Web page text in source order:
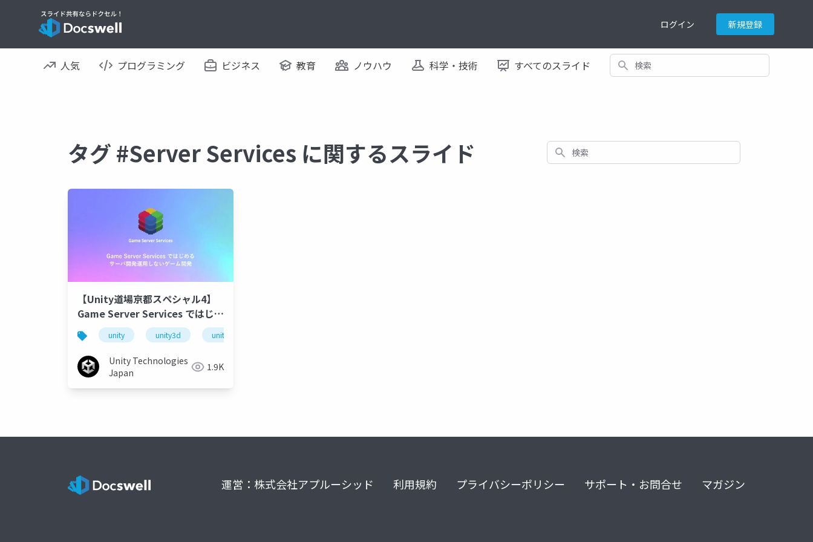
ログイン 新規登録
人気 プログラミング ビジネス 教育 ノウハウ 科学・技術 すべてのスライド 検索
タグ #Server Services に関するスライド 検索
【Unity道場京都スペシャル4】
Game Server Services ではじめ
る サーバー開発運用しないゲー
ム開発
unity unity3d unity道場
Unity Technologies
Japan
1.9K
運営：株式会社アプルーシッド 利用規約 プライバシーポリシー サポート・お問合せ マガジン